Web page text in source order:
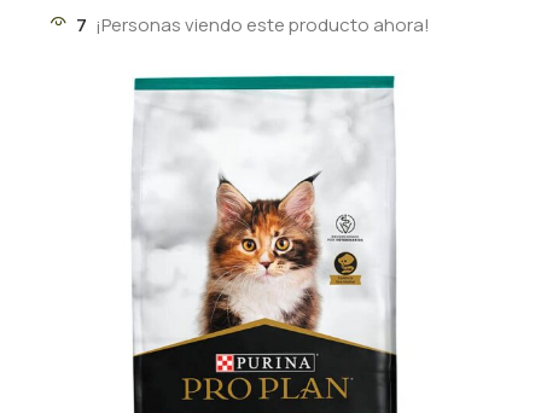
7 ¡Personas viendo este producto ahora!